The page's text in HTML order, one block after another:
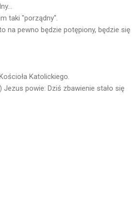
taki "porządny".
na pewno będzie potępiony, będzie się
Katolickiego.
powie: Dziś zbawienie stało się